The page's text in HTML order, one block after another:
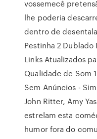
vossemecê
lhe poderia
dentro de
Pestinha 2 Dublado
Links Atualizados
Qualidade de Som
Sem Anúncios -
John Ritter, Amy
estrelam esta
humor fora do